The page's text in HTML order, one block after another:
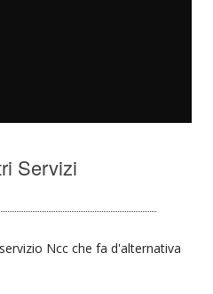
Servizi
Ncc che fa d'alternativa